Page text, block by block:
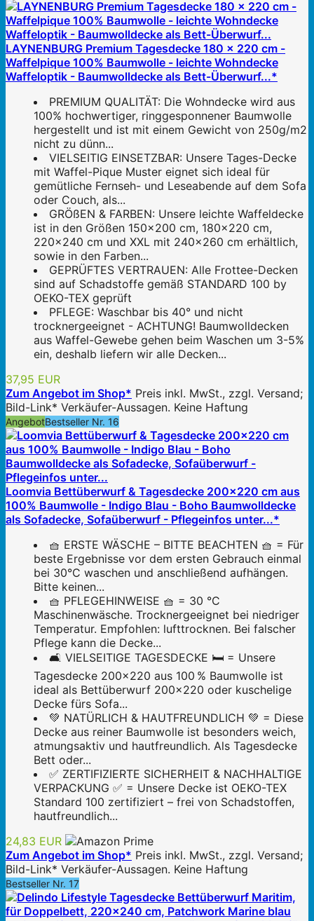
LAYNENBURG Premium Tagesdecke 180 x 220 cm -
Waffelpique 100% Baumwolle - leichte Wohndecke
Waffeloptik - Baumwolldecke als Bett-Überwurf...*
PREMIUM QUALITÄT: Die Wohndecke wird aus
100% hochwertiger, ringgesponnener Baumwolle
hergestellt und ist mit einem Gewicht von 250g/m2
nicht zu dünn...
VIELSEITIG EINSETZBAR: Unsere Tages-Decke
mit Waffel-Pique Muster eignet sich ideal für
gemütliche Fernseh- und Leseabende auf dem Sofa
oder Couch, als...
GRÖßEN & FARBEN: Unsere leichte Waffeldecke
ist in den Größen 150x200 cm, 180x220 cm,
220x240 cm und XXL mit 240x260 cm erhältlich,
sowie in den Farben...
GEPRÜFTES VERTRAUEN: Alle Frottee-Decken
sind auf Schadstoffe gemäß STANDARD 100 by
OEKO-TEX geprüft
PFLEGE: Waschbar bis 40° und nicht
trocknergeeignet - ACHTUNG! Baumwolldecken
aus Waffel-Gewebe gehen beim Waschen um 3-5%
ein, deshalb liefern wir alle Decken...
37,95 EUR
Zum Angebot im Shop* Preis inkl. MwSt., zzgl. Versand;
Bild-Link* Verkäufer-Aussagen. Keine Haftung
AngebotBestseller Nr. 16
Loomvia Bettüberwurf & Tagesdecke 200x220 cm aus
100% Baumwolle - Indigo Blau - Boho Baumwolldecke
als Sofadecke, Sofaüberwurf - Pflegeinfos unter...*
🧺 ERSTE WÄSCHE – BITTE BEACHTEN 🧺 = Für
beste Ergebnisse vor dem ersten Gebrauch einmal
bei 30°C waschen und anschließend aufhängen.
Bitte keinen...
🧺 PFLEGEHINWEISE 🧺 = 30 °C
Maschinenwäsche. Trocknergeeignet bei niedriger
Temperatur. Empfohlen: lufttrocknen. Bei falscher
Pflege kann die Decke...
🛋️ VIELSEITIGE TAGESDECKE 🛏️ = Unsere
Tagesdecke 200x220 aus 100 % Baumwolle ist
ideal als Bettüberwurf 200x220 oder kuschelige
Decke fürs Sofa...
💚 NATÜRLICH & HAUTFREUNDLICH 💚 = Diese
Decke aus reiner Baumwolle ist besonders weich,
atmungsaktiv und hautfreundlich. Als Tagesdecke
Bett oder...
✅ ZERTIFIZIERTE SICHERHEIT & NACHHALTIGE
VERPACKUNG ✅ = Unsere Decke ist OEKO-TEX
Standard 100 zertifiziert – frei von Schadstoffen,
hautfreundlich...
24,83 EUR
Zum Angebot im Shop* Preis inkl. MwSt., zzgl. Versand;
Bild-Link* Verkäufer-Aussagen. Keine Haftung
Bestseller Nr. 17